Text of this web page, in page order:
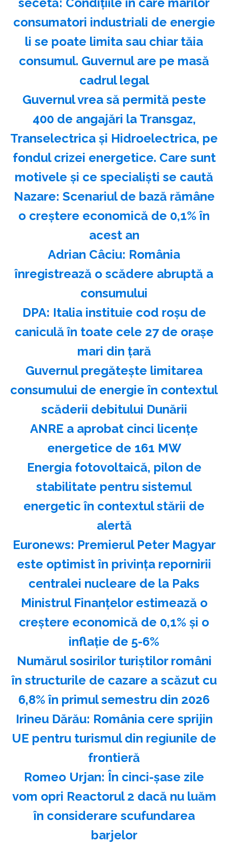
consumatori industriali de energie
li se poate limita sau chiar tăia
consumul. Guvernul are pe masă
cadrul legal
Guvernul vrea să permită peste
400 de angajări la Transgaz,
Transelectrica și Hidroelectrica, pe
fondul crizei energetice. Care sunt
motivele și ce specialiști se caută
Nazare: Scenariul de bază rămâne
o creştere economică de 0,1% în
acest an
Adrian Câciu: România
înregistrează o scădere abruptă a
consumului
DPA: Italia instituie cod roşu de
caniculă în toate cele 27 de oraşe
mari din ţară
Guvernul pregăteşte limitarea
consumului de energie în contextul
scăderii debitului Dunării
ANRE a aprobat cinci licenţe
energetice de 161 MW
Energia fotovoltaică, pilon de
stabilitate pentru sistemul
energetic în contextul stării de
alertă
Euronews: Premierul Peter Magyar
este optimist în privinţa repornirii
centralei nucleare de la Paks
Ministrul Finanţelor estimează o
creştere economică de 0,1% şi o
inflaţie de 5-6%
Numărul sosirilor turiştilor români
în structurile de cazare a scăzut cu
6,8% în primul semestru din 2026
Irineu Dărău: România cere sprijin
UE pentru turismul din regiunile de
frontieră
Romeo Urjan: În cinci-şase zile
vom opri Reactorul 2 dacă nu luăm
în considerare scufundarea
barjelor